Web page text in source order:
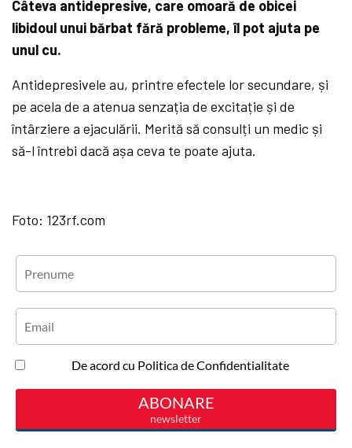
Câteva antidepresive, care omoară de obicei
libidoul unui bărbat fără probleme, îl pot ajuta pe
unul cu.
Antidepresivele au, printre efectele lor secundare, și
pe acela de a atenua senzația de excitație și de
întârziere a ejaculării. Merită să consulți un medic și
să-l întrebi dacă așa ceva te poate ajuta.
Foto: 123rf.com